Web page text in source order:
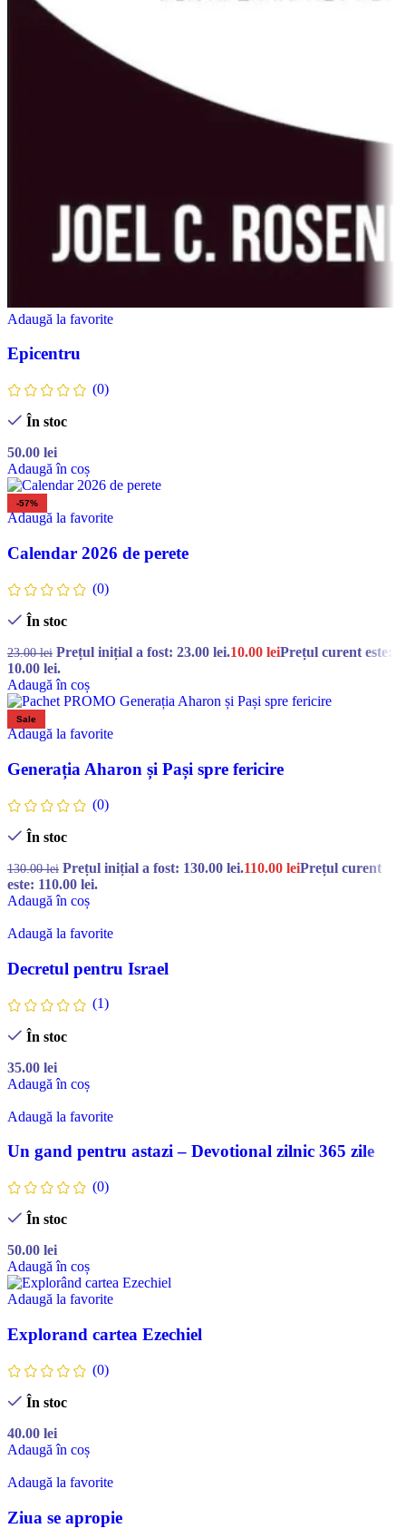
Adaugă la favorite
Epicentru
(0)
În stoc
50.00 lei
Adaugă în coș
-57%
Adaugă la favorite
Calendar 2026 de perete
(0)
În stoc
23.00lei Prețul inițial a fost: 23.00 lei.10.00 leiPrețul curent este:
10.00 lei.
Adaugă în coș
Sale
Adaugă la favorite
Generația Aharon și Pași spre fericire
(0)
În stoc
130.00lei Prețul inițial a fost: 130.00 lei.110.00 leiPrețul curent
este: 110.00 lei.
Adaugă în coș
Adaugă la favorite
Decretul pentru Israel
(1)
În stoc
35.00 lei
Adaugă în coș
Adaugă la favorite
Un gand pentru astazi – Devotional zilnic 365 zile
(0)
În stoc
50.00 lei
Adaugă în coș
Adaugă la favorite
Explorand cartea Ezechiel
(0)
În stoc
40.00 lei
Adaugă în coș
Adaugă la favorite
Ziua se apropie